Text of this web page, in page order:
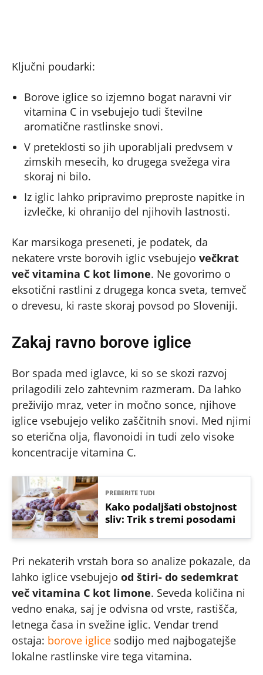
Ključni poudarki:
Borove iglice so izjemno bogat naravni vir
vitamina C in vsebujejo tudi številne
aromatične rastlinske snovi.
V preteklosti so jih uporabljali predvsem v
zimskih mesecih, ko drugega svežega vira
skoraj ni bilo.
Iz iglic lahko pripravimo preproste napitke in
izvlečke, ki ohranijo del njihovih lastnosti.
Kar marsikoga preseneti, je podatek, da
nekatere vrste borovih iglic vsebujejo večkrat
več vitamina C kot limone. Ne govorimo o
eksotični rastlini z drugega konca sveta, temveč
o drevesu, ki raste skoraj povsod po Sloveniji.
Zakaj ravno borove iglice
Bor spada med iglavce, ki so se skozi razvoj
prilagodili zelo zahtevnim razmeram. Da lahko
preživijo mraz, veter in močno sonce, njihove
iglice vsebujejo veliko zaščitnih snovi. Med njimi
so eterična olja, flavonoidi in tudi zelo visoke
koncentracije vitamina C.
PREBERITE TUDI
Kako podaljšati obstojnost
sliv: Trik s tremi posodami
Pri nekaterih vrstah bora so analize pokazale, da
lahko iglice vsebujejo od štiri- do sedemkrat
več vitamina C kot limone. Seveda količina ni
vedno enaka, saj je odvisna od vrste, rastišča,
letnega časa in svežine iglic. Vendar trend
ostaja: borove iglice sodijo med najbogatejše
lokalne rastlinske vire tega vitamina.